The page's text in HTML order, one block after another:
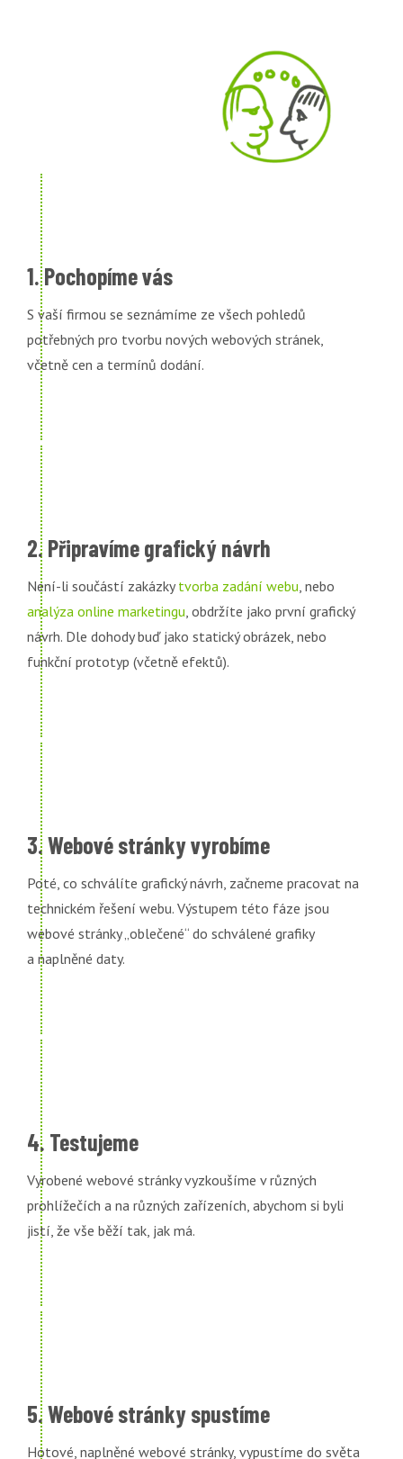
1. Pochopíme vás
S vaší firmou se seznámíme ze všech pohledů
potřebných pro tvorbu nových webových stránek,
včetně cen a termínů dodání.
2. Připravíme grafický návrh
Není-li součástí zakázkytvorba zadání webu, nebo
analýza online marketingu, obdržíte jako první grafický
návrh. Dle dohody buď jako statický obrázek, nebo
funkční prototyp (včetně efektů).
3. Webové stránky vyrobíme
Poté, co schválíte grafický návrh, začneme pracovat na
technickém řešení webu. Výstupem této fáze jsou
webové stránky „oblečené“ do schválené grafiky
a naplněné daty.
4. Testujeme
Vyrobené webové stránky vyzkoušíme v různých
prohlížečích a na různých zařízeních, abychom si byli
jistí, že vše běží tak, jak má.
5. Webové stránky spustíme
Hotové, naplněné webové stránky, vypustíme do světa